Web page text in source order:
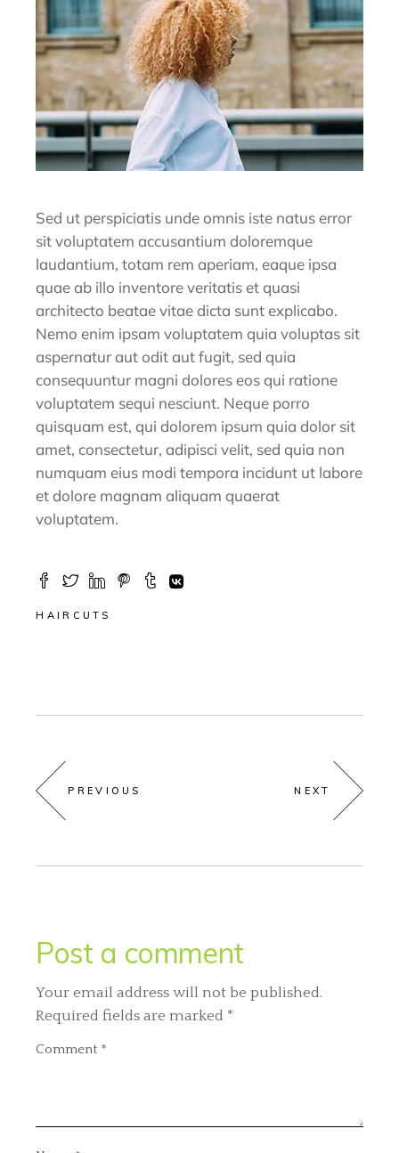
Sed ut perspiciatis unde omnis iste natus error
sit voluptatem accusantium doloremque
laudantium, totam rem aperiam, eaque ipsa
quae ab illo inventore veritatis et quasi
architecto beatae vitae dicta sunt explicabo.
Nemo enim ipsam voluptatem quia voluptas sit
aspernatur aut odit aut fugit, sed quia
consequuntur magni dolores eos qui ratione
voluptatem sequi nesciunt. Neque porro
quisquam est, qui dolorem ipsum quia dolor sit
amet, consectetur, adipisci velit, sed quia non
numquam eius modi tempora incidunt ut labore
et dolore magnam aliquam quaerat
voluptatem.
HAIRCUTS
PREVIOUS NEXT
Post a comment
Your email address will not be published.
Required fields are marked *